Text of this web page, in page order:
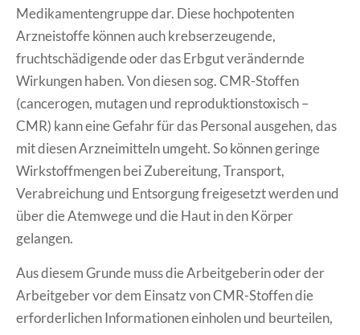
Medikamentengruppe dar. Diese hochpotenten
Arzneistoffe können auch krebserzeugende,
fruchtschädigende oder das Erbgut verändernde
Wirkungen haben. Von diesen sog. CMR-Stoffen
(cancerogen, mutagen und reproduktionstoxisch –
CMR) kann eine Gefahr für das Personal ausgehen, das
mit diesen Arzneimitteln umgeht. So können geringe
Wirkstoffmengen bei Zubereitung, Transport,
Verabreichung und Entsorgung freigesetzt werden und
über die Atemwege und die Haut in den Körper
gelangen.
Aus diesem Grunde muss die Arbeitgeberin oder der
Arbeitgeber vor dem Einsatz von CMR-Stoffen die
erforderlichen Informationen einholen und beurteilen,